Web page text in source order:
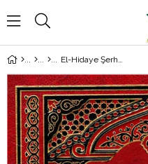
El-Hidaye Şerhu Bidayetil-Mübtedi - الهداية شرح بداية المبتدي